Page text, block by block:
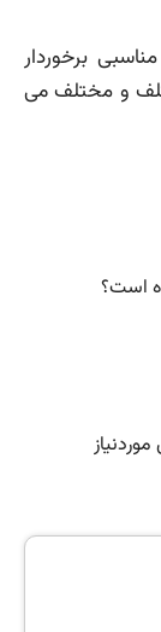
برخوردار
و مختلف می
است؟